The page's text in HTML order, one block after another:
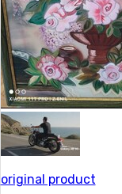
original product